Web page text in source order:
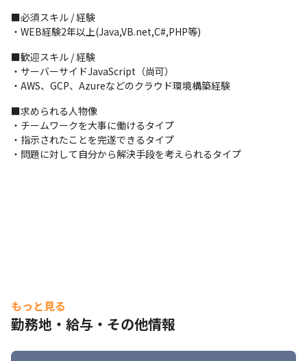
■必須スキル / 経験
・WEB経験2年以上(Java,VB.net,C#,PHP等)
■歓迎スキル / 経験
・サーバーサイドJavaScript（尚可）
・AWS、GCP、Azureなどのクラウド環境構築経験
■求められる人物像
・チームワークを大事に働けるタイプ
・指示されたことを完遂できるタイプ
・問題に対して自分から解決手段を考えられるタイプ
もっと見る
勤務地・給与・その他情報